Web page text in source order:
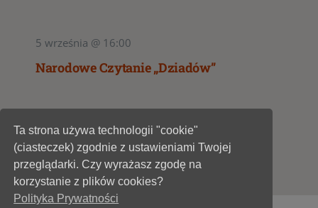
5 września @ 16:00
Narodowe Czytanie „Dziadów”
1
Ta strona używa technologii "cookie"
(ciasteczek) zgodnie z ustawieniami Twojej
przeglądarki. Czy wyrażasz zgodę na
korzystanie z plików cookies?
Polityka Prywatności